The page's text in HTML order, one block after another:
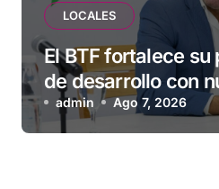
LOCALES
El BTF fortalece
de desarrollo con
herramientas para
empresas
admin Ago 7, 2026